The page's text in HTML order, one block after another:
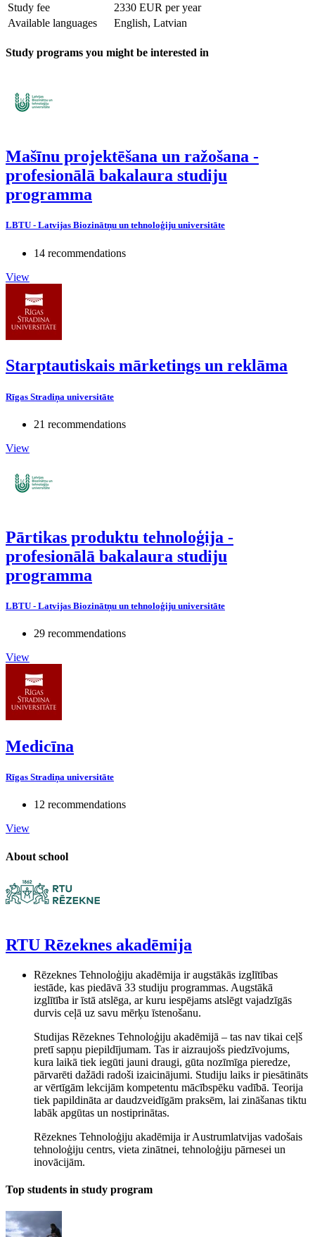
Study fee
2330 EUR per year
Available languages
English, Latvian
Study programs you might be interested in
Mašīnu projektēšana un ražošana -
profesionālā bakalaura studiju
programma
LBTU - Latvijas Biozinātņu un tehnoloģiju universitāte
14 recommendations
View
Starptautiskais mārketings un reklāma
Rīgas Stradiņa universitāte
21 recommendations
View
Pārtikas produktu tehnoloģija -
profesionālā bakalaura studiju
programma
LBTU - Latvijas Biozinātņu un tehnoloģiju universitāte
29 recommendations
View
Medicīna
Rīgas Stradiņa universitāte
12 recommendations
View
About school
RTU Rēzeknes akadēmija
Rēzeknes Tehnoloģiju akadēmija ir augstākās izglītības
iestāde, kas piedāvā 33 studiju programmas. Augstākā
izglītība ir īstā atslēga, ar kuru iespējams atslēgt vajadzīgās
durvis ceļā uz savu mērķu īstenošanu.
Studijas Rēzeknes Tehnoloģiju akadēmijā – tas nav tikai ceļš
pretī sapņu piepildījumam. Tas ir aizraujošs piedzīvojums,
kura laikā tiek iegūti jauni draugi, gūta nozīmīga pieredze,
pārvarēti dažādi radoši izaicinājumi. Studiju laiks ir piesātināts
ar vērtīgām lekcijām kompetentu mācībspēku vadībā. Teorija
tiek papildināta ar daudzveidīgām praksēm, lai zināšanas tiktu
labāk apgūtas un nostiprinātas.
Rēzeknes Tehnoloģiju akadēmija ir Austrumlatvijas vadošais
tehnoloģiju centrs, vieta zinātnei, tehnoloģiju pārnesei un
inovācijām.
Top students in study program